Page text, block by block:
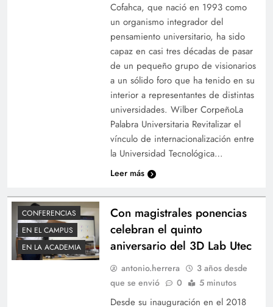
Cofahca, que nació en 1993 como
un organismo integrador del
pensamiento universitario, ha sido
capaz en casi tres décadas de pasar
de un pequeño grupo de visionarios
a un sólido foro que ha tenido en su
interior a representantes de distintas
universidades. Wilber CorpeñoLa
Palabra Universitaria Revitalizar el
vínculo de internacionalización entre
la Universidad Tecnológica…
Leer más
CONFERENCIAS
EN EL CAMPUS
EN LA ACADEMIA
Con magistrales ponencias
celebran el quinto
aniversario del 3D Lab Utec
antonio.herrera
3 años desde
que se envió
0 5 minutos
Desde su inauguración en el 2018